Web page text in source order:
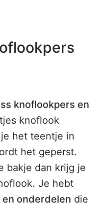
knoflookpers en
knoflook
het teentje in
het geperst.
bakje dan krijg je
Je hebt
onderdelen die